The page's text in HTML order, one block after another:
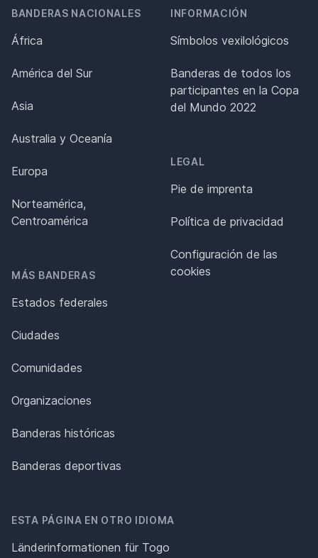
BANDERAS NACIONALES
África
América del Sur
Asia
Australia y Oceanía
Europa
Norteamérica,
Centroamérica
MÁS BANDERAS
Estados federales
Ciudades
Comunidades
Organizaciones
Banderas históricas
Banderas deportivas
INFORMACIÓN
Símbolos vexilológicos
Banderas de todos los
participantes en la Copa
del Mundo 2022
LEGAL
Pie de imprenta
Política de privacidad
Configuración de las
cookies
ESTA PÁGINA EN OTRO IDIOMA
Länderinformationen für Togo